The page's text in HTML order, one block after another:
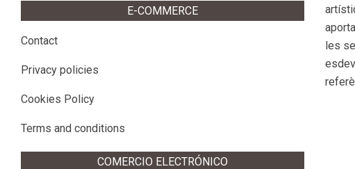
E-COMMERCE
Contact
Privacy policies
Cookies Policy
Terms and conditions
COMERCIO ELECTRÓNICO
les